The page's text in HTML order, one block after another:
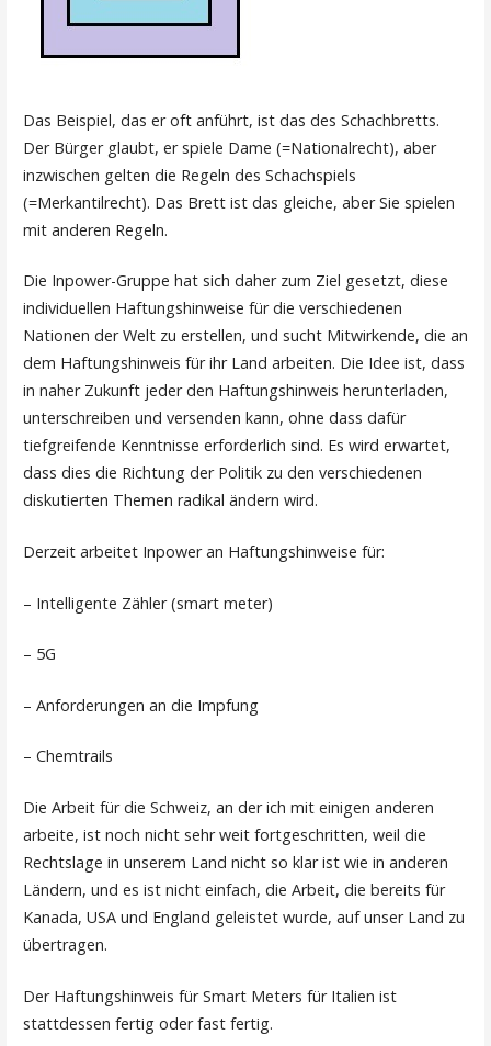
Das Beispiel, das er oft anführt, ist das des Schachbretts.
Der Bürger glaubt, er spiele Dame (=Nationalrecht), aber
inzwischen gelten die Regeln des Schachspiels
(=Merkantilrecht). Das Brett ist das gleiche, aber Sie spielen
mit anderen Regeln.
Die Inpower-Gruppe hat sich daher zum Ziel gesetzt, diese
individuellen Haftungshinweise für die verschiedenen
Nationen der Welt zu erstellen, und sucht Mitwirkende, die an
dem Haftungshinweis für ihr Land arbeiten. Die Idee ist, dass
in naher Zukunft jeder den Haftungshinweis herunterladen,
unterschreiben und versenden kann, ohne dass dafür
tiefgreifende Kenntnisse erforderlich sind. Es wird erwartet,
dass dies die Richtung der Politik zu den verschiedenen
diskutierten Themen radikal ändern wird.
Derzeit arbeitet Inpower an Haftungshinweise für:
– Intelligente Zähler (smart meter)
– 5G
– Anforderungen an die Impfung
– Chemtrails
Die Arbeit für die Schweiz, an der ich mit einigen anderen
arbeite, ist noch nicht sehr weit fortgeschritten, weil die
Rechtslage in unserem Land nicht so klar ist wie in anderen
Ländern, und es ist nicht einfach, die Arbeit, die bereits für
Kanada, USA und England geleistet wurde, auf unser Land zu
übertragen.
Der Haftungshinweis für Smart Meters für Italien ist
stattdessen fertig oder fast fertig.